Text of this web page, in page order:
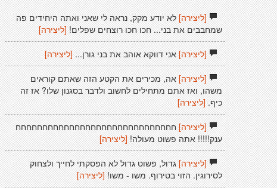
[ליצירה]לא יודע מקק, נראה לי שאני ואתה היחידים פה
שמחבבים את בני... חכו חכו רוצחים שפלים! [ליצירה]
[ליצירה]אני דווקא אוהב את בני גורן... [ליצירה]
[ליצירה]אה, מכירים את הקטע הזה שאתם קוראים
משהו, ואז אתם מתחילים לחשוב ולדבר בסגנון שלו? אז זה
כיף. [ליצירה]
[ליצירה]חחחחחחחחחחחחחחחחחחחחחחחחחחחחחח
ענק!!!!! אתה פשוט מעולה! [ליצירה]
[ליצירה]גדול, פשוט גדול לא הפסקתי לחייך ולצחוק
לסירוגין. הזוי בטירוף. משו - משו! [ליצירה]